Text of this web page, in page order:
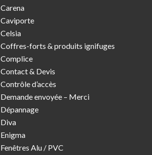
Carena
Caviporte
Celsia
Coffres-forts & produits ignifuges
Complice
Contact & Devis
Contrôle d’accès
Demande envoyée – Merci
Dépannage
Diva
Enigma
Fenêtres Alu / PVC